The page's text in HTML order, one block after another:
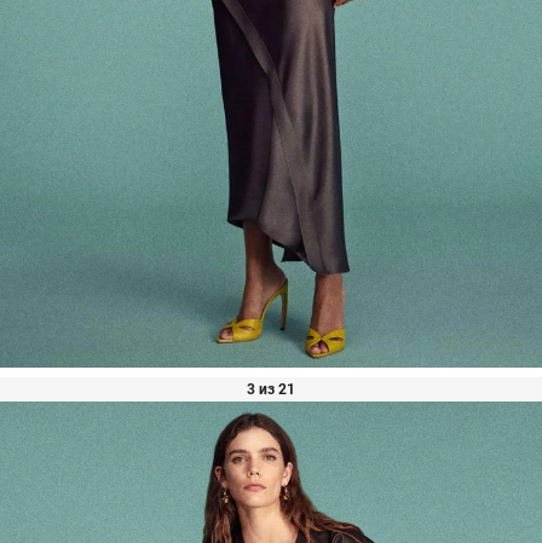
3 из 21